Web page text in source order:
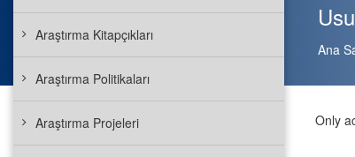
Ana
Araştırma Kitapçıkları
Araştırma Politikaları
Araştırma Projeleri